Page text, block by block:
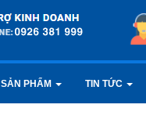
SẢN PHẨM TIN TỨC